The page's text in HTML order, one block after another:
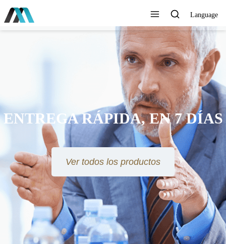
Language
ENTREGA RÁPIDA, EN 7 DÍAS
Ver todos los productos